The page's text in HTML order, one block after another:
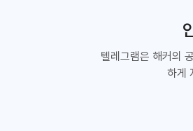
텔레그램은 해커의
하게